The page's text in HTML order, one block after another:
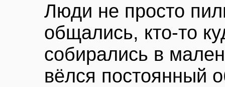
Люди не просто
общались, кто-то
собирались в
вёлся постоянный